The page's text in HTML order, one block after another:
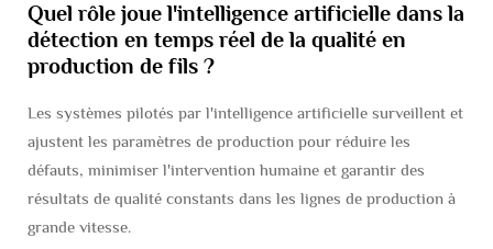
Quel rôle joue l'intelligence artificielle dans la
détection en temps réel de la qualité en
production de fils ?
Les systèmes pilotés par l'intelligence artificielle surveillent et
ajustent les paramètres de production pour réduire les
défauts, minimiser l'intervention humaine et garantir des
résultats de qualité constants dans les lignes de production à
grande vitesse.